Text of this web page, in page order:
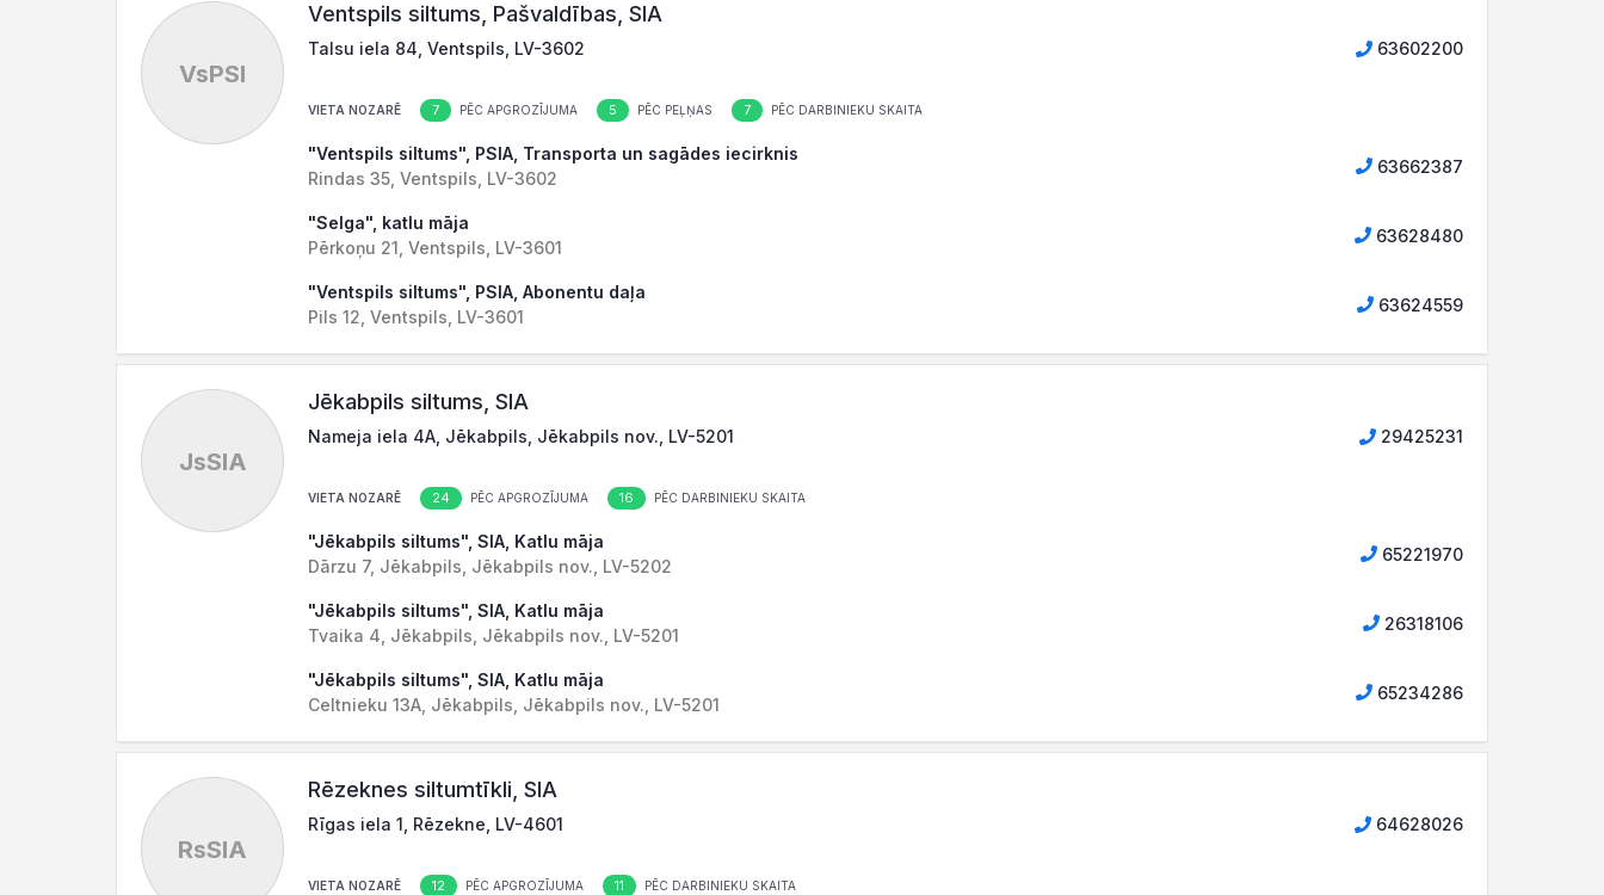
VsPSI
Ventspils siltums, Pašvaldības, SIA
Talsu iela 84, Ventspils, LV-3602 63602200
VIETA NOZARĒ 7 PĒC APGROZĪJUMA 5 PĒC PEĻŅAS 7 PĒC DARBINIEKU SKAITA
"Ventspils siltums", PSIA, Transporta un sagādes iecirknis
Rindas 35, Ventspils, LV-3602
63662387
"Selga", katlu māja
Pērkoņu 21, Ventspils, LV-3601
63628480
"Ventspils siltums", PSIA, Abonentu daļa
Pils 12, Ventspils, LV-3601
63624559
JsSIA
Jēkabpils siltums, SIA
Nameja iela 4A, Jēkabpils, Jēkabpils nov., LV-5201 29425231
VIETA NOZARĒ 24 PĒC APGROZĪJUMA 16 PĒC DARBINIEKU SKAITA
"Jēkabpils siltums", SIA, Katlu māja
Dārzu 7, Jēkabpils, Jēkabpils nov., LV-5202
65221970
"Jēkabpils siltums", SIA, Katlu māja
Tvaika 4, Jēkabpils, Jēkabpils nov., LV-5201
26318106
"Jēkabpils siltums", SIA, Katlu māja
Celtnieku 13A, Jēkabpils, Jēkabpils nov., LV-5201
65234286
RsSIA
Rēzeknes siltumtīkli, SIA
Rīgas iela 1, Rēzekne, LV-4601 64628026
VIETA NOZARĒ 12 PĒC APGROZĪJUMA 11 PĒC DARBINIEKU SKAITA